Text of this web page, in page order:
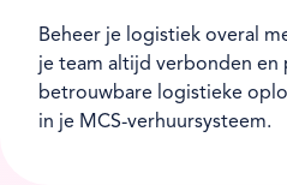
Beheer je logistiek overal
je team altijd verbonden
betrouwbare logistieke
in je MCS-verhuursysteem.